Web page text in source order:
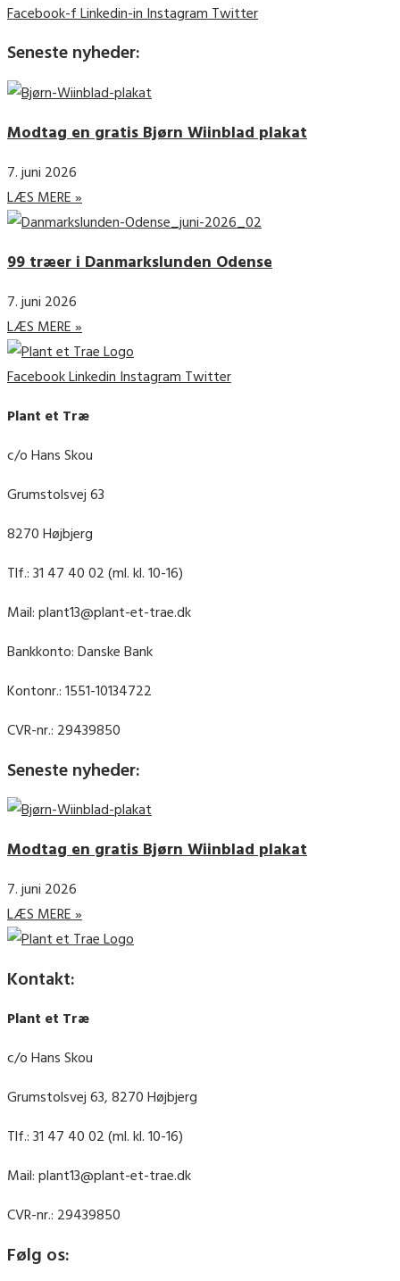
Facebook-fLinkedin-inInstagramTwitter
Seneste nyheder:
Modtag en gratis Bjørn Wiinblad plakat
7. juni 2026
LÆS MERE »
99 træer i Danmarkslunden Odense
7. juni 2026
LÆS MERE »
FacebookLinkedinInstagramTwitter
Plant et Træ
c/o Hans Skou
Grumstolsvej 63
8270 Højbjerg
Tlf.: 31 47 40 02 (ml. kl. 10-16)
Mail: plant13@plant-et-trae.dk
Bankkonto: Danske Bank
Kontonr.: 1551-10134722
CVR-nr.: 29439850
Seneste nyheder:
Modtag en gratis Bjørn Wiinblad plakat
7. juni 2026
LÆS MERE »
Kontakt:
Plant et Træ
c/o Hans Skou
Grumstolsvej 63, 8270 Højbjerg
Tlf.: 31 47 40 02 (ml. kl. 10-16)
Mail: plant13@plant-et-trae.dk
CVR-nr.: 29439850
Følg os: